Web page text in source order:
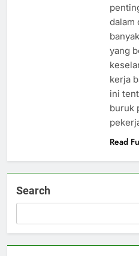
dalam
yang
kerja
ini
buruk
Read
Search